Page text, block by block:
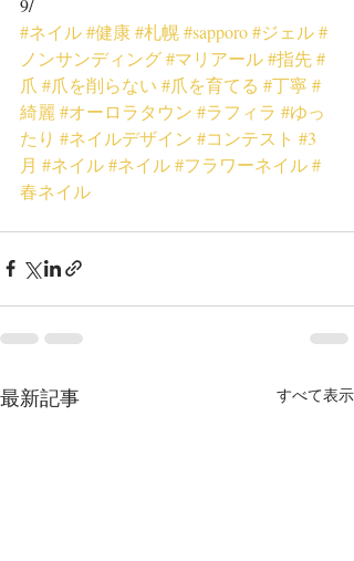
9/
#ネイル#健康#札幌#sapporo#ジェル#
ノンサンディング#マリアール#指先#
爪 #爪を削らない #爪を育てる #丁寧#
綺麗 #オーロラタウン #ラフィラ #ゆっ
たり #ネイルデザイン #コンテスト #3
月 #ネイル#ネイル#フラワーネイル#
春ネイル
最新記事 すべて表示